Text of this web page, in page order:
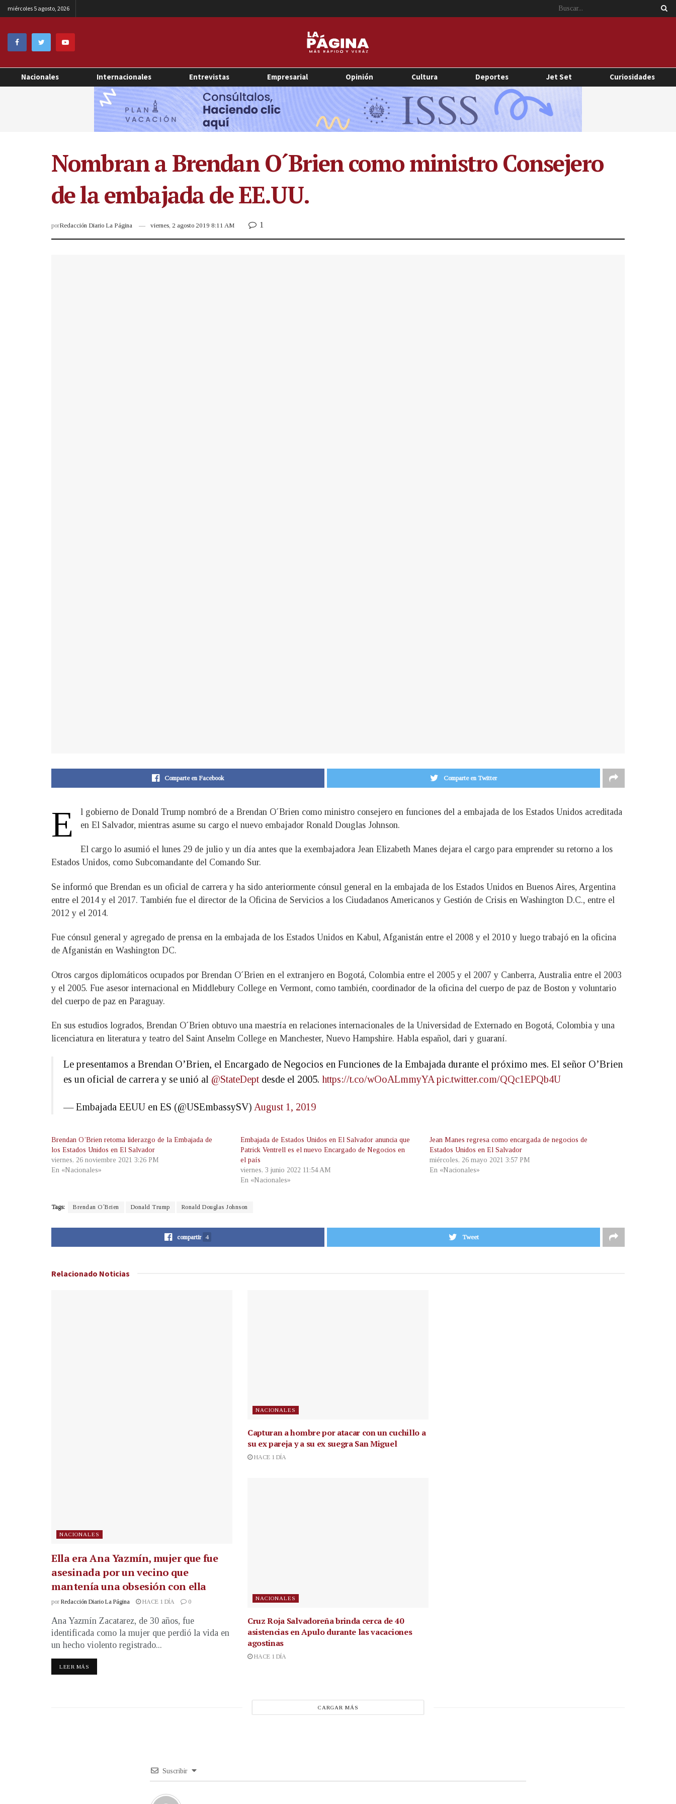
miércoles 5 agosto, 2026
Nacionales Internacionales Entrevistas Empresarial Opinión Cultura Deportes Jet Set Curiosidades
Nombran a Brendan O´Brien como ministro Consejero
de la embajada de EE.UU.
porRedacción Diario La Página viernes, 2 agosto 2019 8:11 AM 1
Comparte en Facebook Comparte en Twitter
E
l gobierno de Donald Trump nombró de a Brendan O´Brien como ministro consejero en funciones del a embajada de los Estados Unidos acreditada
en El Salvador, mientras asume su cargo el nuevo embajador Ronald Douglas Johnson.
El cargo lo asumió el lunes 29 de julio y un día antes que la exembajadora Jean Elizabeth Manes dejara el cargo para emprender su retorno a los
Estados Unidos, como Subcomandante del Comando Sur.
Se informó que Brendan es un oficial de carrera y ha sido anteriormente cónsul general en la embajada de los Estados Unidos en Buenos Aires, Argentina
entre el 2014 y el 2017. También fue el director de la Oficina de Servicios a los Ciudadanos Americanos y Gestión de Crisis en Washington D.C., entre el
2012 y el 2014.
Fue cónsul general y agregado de prensa en la embajada de los Estados Unidos en Kabul, Afganistán entre el 2008 y el 2010 y luego trabajó en la oficina
de Afganistán en Washington DC.
Otros cargos diplomáticos ocupados por Brendan O´Brien en el extranjero en Bogotá, Colombia entre el 2005 y el 2007 y Canberra, Australia entre el 2003
y el 2005. Fue asesor internacional en Middlebury College en Vermont, como también, coordinador de la oficina del cuerpo de paz de Boston y voluntario
del cuerpo de paz en Paraguay.
En sus estudios logrados, Brendan O´Brien obtuvo una maestría en relaciones internacionales de la Universidad de Externado en Bogotá, Colombia y una
licenciatura en literatura y teatro del Saint Anselm College en Manchester, Nuevo Hampshire. Habla español, dari y guaraní.
Le presentamos a Brendan O’Brien, el Encargado de Negocios en Funciones de la Embajada durante el próximo mes. El señor O’Brien
es un oficial de carrera y se unió al @StateDept desde el 2005. https://t.co/wOoALmmyYA pic.twitter.com/QQc1EPQb4U
— Embajada EEUU en ES (@USEmbassySV) August 1, 2019
Brendan O’Brien retoma liderazgo de la Embajada de
los Estados Unidos en El Salvador
viernes, 26 noviembre 2021 3:26 PM
En «Nacionales»
Embajada de Estados Unidos en El Salvador anuncia que
Patrick Ventrell es el nuevo Encargado de Negocios en
el país
viernes, 3 junio 2022 11:54 AM
En «Nacionales»
Jean Manes regresa como encargada de negocios de
Estados Unidos en El Salvador
miércoles, 26 mayo 2021 3:57 PM
En «Nacionales»
Tags: Brendan O´Brien Donald Trump Ronald Douglas Johnson
compartir 4 Tweet
Relacionado Noticias
NACIONALES
Ella era Ana Yazmín, mujer que fue
asesinada por un vecino que
mantenía una obsesión con ella
por Redacción Diario La Página HACE 1 DÍA 0
Ana Yazmín Zacatarez, de 30 años, fue
identificada como la mujer que perdió la vida en
un hecho violento registrado...
LEER MÁS
NACIONALES
Capturan a hombre por atacar con un cuchillo a
su ex pareja y a su ex suegra San Miguel
HACE 1 DÍA
NACIONALES
Cruz Roja Salvadoreña brinda cerca de 40
asistencias en Apulo durante las vacaciones
agostinas
HACE 1 DÍA
CARGAR MÁS
Suscribir